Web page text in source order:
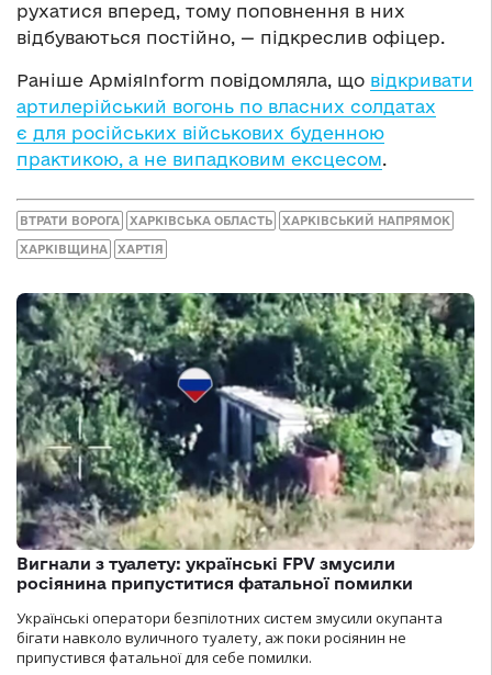
рухатися вперед, тому поповнення в них
відбуваються постійно, — підкреслив офіцер.
Раніше АрміяInform повідомляла, що відкривати
артилерійський вогонь по власних солдатах
є для російських військових буденною
практикою, а не випадковим ексцесом.
ВТРАТИ ВОРОГА ХАРКІВСЬКА ОБЛАСТЬ ХАРКІВСЬКИЙ НАПРЯМОК
ХАРКІВЩИНА ХАРТІЯ
Вигнали з туалету: українські FPV змусили
росіянина припуститися фатальної помилки
Українські оператори безпілотних систем змусили окупанта
бігати навколо вуличного туалету, аж поки росіянин не
припустився фатальної для себе помилки.